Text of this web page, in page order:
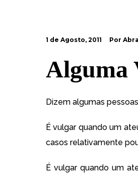
1 de Agosto, 2011 Por
Alguma
Dizem algumas
É vulgar quando um
casos relativamente
É vulgar quando um